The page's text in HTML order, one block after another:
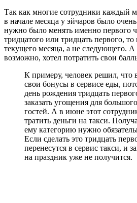
Так как многие сотрудники каждый
в начале месяца у эйчаров было
нужно было менять именно первого
тридцатого или тридцать первого,
текущего месяца, а не следующего. А
возможно, хотел потратить свои
К примеру, человек решил, что
свои бонусы в сервисе еды,
день рождения тридцать
заказать угощения для
гостей. А в июне этот
тратить деньги на такси.
ему категорию нужно
Если сделать это тридцать
перенесутся в сервис такси, и
на праздник уже не получится.